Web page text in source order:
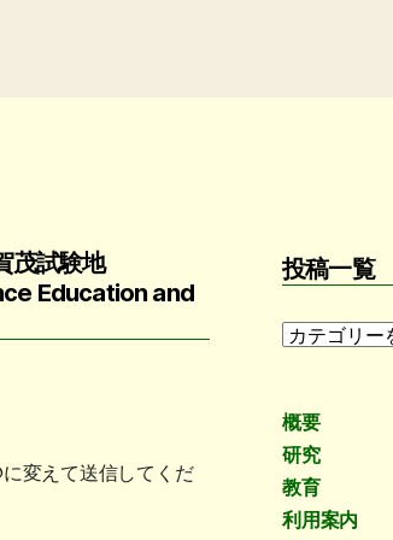
茂試験地
Education and
変えて送信してくだ
投稿一覧
投
覧
概要
研究
教育
利用案内